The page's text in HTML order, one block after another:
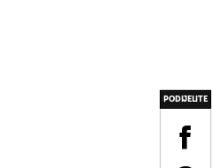
PODIJELITE